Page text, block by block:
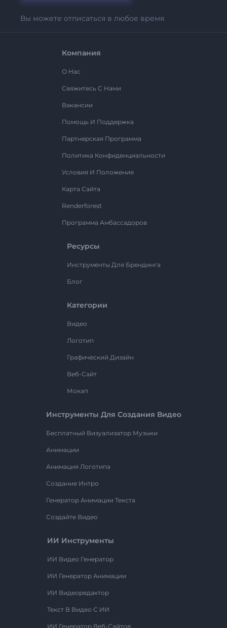
Вы можете отписаться в любое время
Компания
О Нас
Свяжитесь С Нами
Вакансии
Помощь И Поддержка
Партнерская Программа
Политика Конфиденциальности
Условия И Положения
Карта Сайта
Renderforest
Программа Амбассадоров
Ресурсы
Инструменты Для Брендинга
Блог
Категории
Видео
Логотип
Графический Дизайн
Веб-Сайт
Мокап
Инструменты Для Создания Видео
Бесплатный Визуализатор Музыки
Анимации
Анимация Логотипа
Создание Интро
Генератор Анимации Текста
Создайте Видео
ИИ Инструменты
ИИ Видео Генератор
ИИ Генератор Анимации
ИИ Видеоредактор
Текст В Видео С ИИ
ИИ Генератор Веб-Сайтов